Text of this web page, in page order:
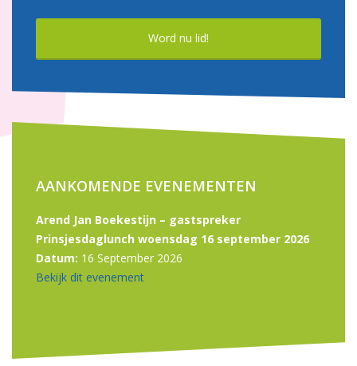
Word nu lid!
AANKOMENDE EVENEMENTEN
Arend Jan Boekestijn – gastspreker
Prinsjesdaglunch woensdag 16 september 2026
Datum: 16 September 2026
Bekijk dit evenement